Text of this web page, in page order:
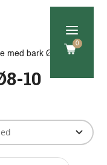
a
0
med bark Ø8-10
10